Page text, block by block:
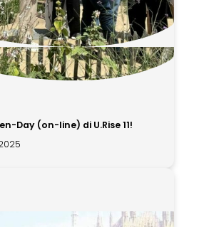
Day (on-line) di U.Rise 11!